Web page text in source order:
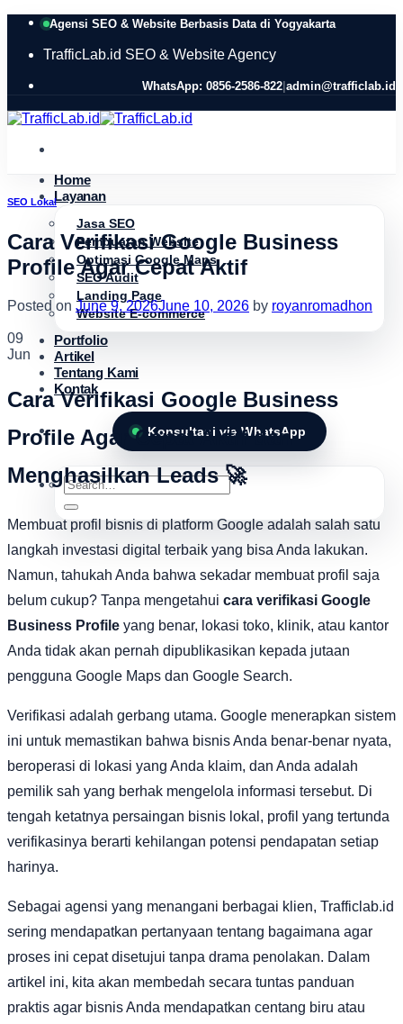
Skip
content
Agensi SEO & Website Berbasis Data di Yogyakarta
TrafficLab.id SEO & Website Agency
WhatsApp: 0856-2586-822|admin@trafficlab.id
Home
Layanan
Jasa SEO
Pembuatan Website
Optimasi Google Maps
SEO Audit
Landing Page
Website E-commerce
Portfolio
Artikel
Tentang Kami
Kontak
Konsultasi via WhatsApp
Search
for:
SEO Lokal
Cara Verifikasi Google Business
Profile Agar Cepat Aktif
Posted on June 9, 2026June 10, 2026 by royanromadhon
09
Jun
Cara Verifikasi Google Business
Profile Agar Cepat Aktif dan
Menghasilkan Leads 🚀
Membuat profil bisnis di platform Google adalah salah satu
langkah investasi digital terbaik yang bisa Anda lakukan.
Namun, tahukah Anda bahwa sekadar membuat profil saja
belum cukup? Tanpa mengetahui cara verifikasi Google
Business Profile yang benar, lokasi toko, klinik, atau kantor
Anda tidak akan pernah dipublikasikan kepada jutaan
pengguna Google Maps dan Google Search.
Verifikasi adalah gerbang utama. Google menerapkan sistem
ini untuk memastikan bahwa bisnis Anda benar-benar nyata,
beroperasi di lokasi yang Anda klaim, dan Anda adalah
pemilik sah yang berhak mengelola informasi tersebut. Di
tengah ketatnya persaingan bisnis lokal, profil yang tertunda
verifikasinya berarti kehilangan potensi pendapatan setiap
harinya.
Sebagai agensi yang menangani berbagai klien, Trafficlab.id
sering mendapatkan pertanyaan tentang bagaimana agar
proses ini cepat disetujui tanpa drama penolakan. Dalam
artikel ini, kita akan membedah secara tuntas panduan
praktis agar bisnis Anda mendapatkan centang biru atau